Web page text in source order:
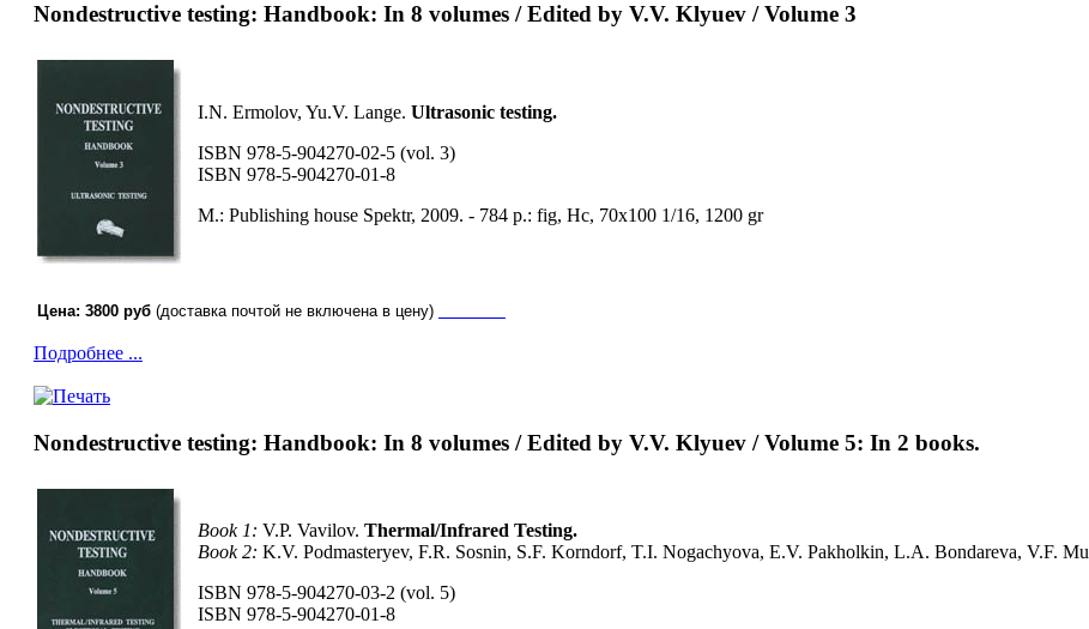
Nondestructive testing: Handbook: In 8 volumes / Еdited by V.V. Klyuev / Volume 3
I.N. Ermolov, Yu.V. Lange. Ultrasonic testing.
ISBN 978-5-904270-02-5 (vol. 3)
ISBN 978-5-904270-01-8
М.: Publishing house Spektr, 2009. - 784 p.: fig, Hc, 70x100 1/16, 1200 gr
Цена: 3800 руб (доставка почтой не включена в цену)
Подробнее ...
Nondestructive testing: Handbook: In 8 volumes / Еdited by V.V. Klyuev / Volume 5: In 2 books.
Book 1: V.P. Vavilov. Thermal/Infrared Testing.
Book 2: K.V. Podmasteryev, F.R. Sosnin, S.F. Korndorf, T.I. Nogachyova, E.V. Pakholkin, L.A. Bondareva, V.F.
ISBN 978-5-904270-03-2 (vol. 5)
ISBN 978-5-904270-01-8